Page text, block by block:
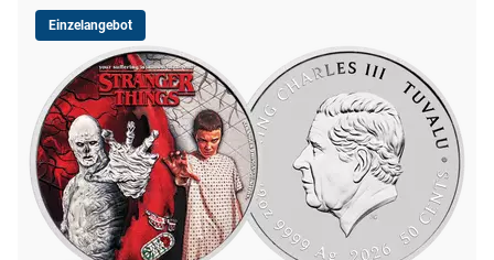
Einzelangebot